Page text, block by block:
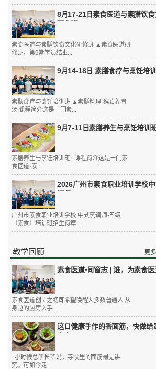
8月17-21日素食医道与素膳饮食
研修班
素食医道与素膳饮食文化研修班 ▲素食医道研
修班，第9期学员结业...
9月14-18日 素膳食疗与烹饪培
素膳食疗与烹饪培训班 ▲素膳料理·猴菇养胃
汤 课程简介这是一门素...
9月7-11日素膳养生与烹饪培训
素膳养生与烹饪培训班 课程简介这是一门素
食医道·素...
2026广州市素食职业培训学校中
广州市素食职业培训学校 中式烹调师-五级
（素食）培训班招生简章 ...
教学回顾 更
素食医道•同窗志 | 谁，为素食医
素食医道创立之初即希望唤醒大多数普通人 从
身边的厨房入手 ...
这口健康手作的香面筋，快做给
小时候总听长辈说，寺院里的面筋最是讲
究。可如今走...